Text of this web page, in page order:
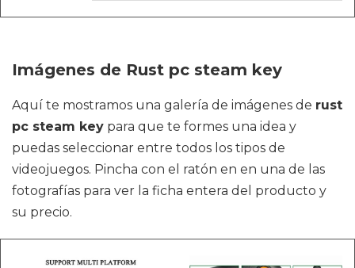
Imágenes de Rust pc steam key
Aquí te mostramos una galería de imágenes de rust
pc steam key para que te formes una idea y
puedas seleccionar entre todos los tipos de
videojuegos. Pincha con el ratón en en una de las
fotografías para ver la ficha entera del producto y
su precio.